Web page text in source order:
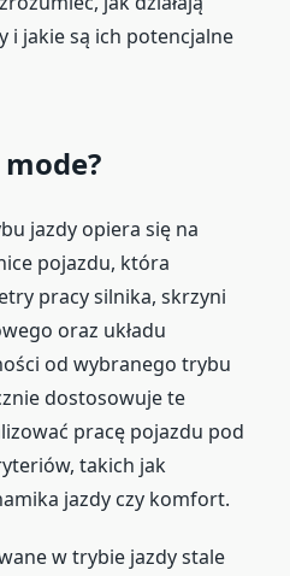
i jakie są ich potencjalne
jazdy opiera się na
pojazdu, która
pracy silnika, skrzyni
oraz układu
od wybranego trybu
dostosowuje te
pracę pojazdu pod
takich jak
jazdy czy komfort.
w trybie jazdy stale